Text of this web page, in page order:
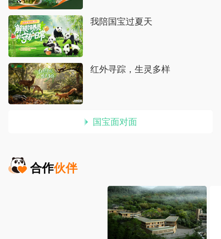
我陪国宝过夏天
红外寻踪，生灵多样
国宝面对面
合作伙伴